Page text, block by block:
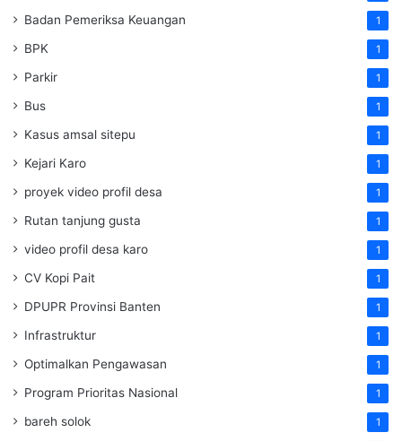
Badan Pemeriksa Keuangan 1
BPK 1
Parkir 1
Bus 1
Kasus amsal sitepu 1
Kejari Karo 1
proyek video profil desa 1
Rutan tanjung gusta 1
video profil desa karo 1
CV Kopi Pait 1
DPUPR Provinsi Banten 1
Infrastruktur 1
Optimalkan Pengawasan 1
Program Prioritas Nasional 1
bareh solok 1